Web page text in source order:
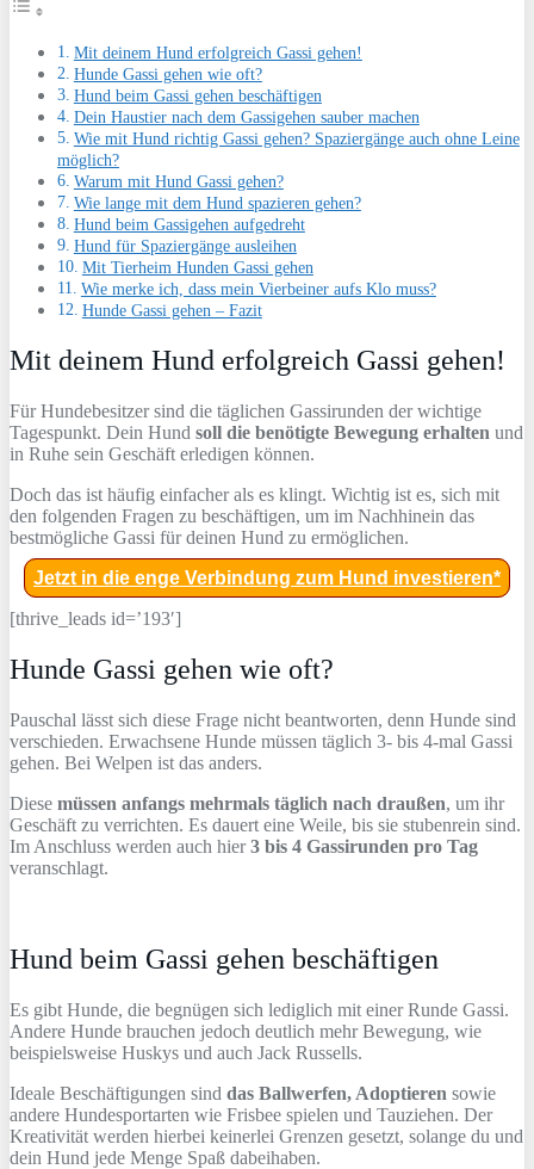
Mit deinem Hund erfolgreich Gassi gehen!
Hunde Gassi gehen wie oft?
Hund beim Gassi gehen beschäftigen
Dein Haustier nach dem Gassigehen sauber machen
Wie mit Hund richtig Gassi gehen? Spaziergänge auch ohne Leine
möglich?
Warum mit Hund Gassi gehen?
Wie lange mit dem Hund spazieren gehen?
Hund beim Gassigehen aufgedreht
Hund für Spaziergänge ausleihen
Mit Tierheim Hunden Gassi gehen
Wie merke ich, dass mein Vierbeiner aufs Klo muss?
Hunde Gassi gehen – Fazit
Mit deinem Hund erfolgreich Gassi gehen!
Für Hundebesitzer sind die täglichen Gassirunden der wichtige
Tagespunkt. Dein Hund soll die benötigte Bewegung erhalten und
in Ruhe sein Geschäft erledigen können.
Doch das ist häufig einfacher als es klingt. Wichtig ist es, sich mit
den folgenden Fragen zu beschäftigen, um im Nachhinein das
bestmögliche Gassi für deinen Hund zu ermöglichen.
Jetzt in die enge Verbindung zum Hund investieren*
[thrive_leads id=’193′]
Hunde Gassi gehen wie oft?
Pauschal lässt sich diese Frage nicht beantworten, denn Hunde sind
verschieden. Erwachsene Hunde müssen täglich 3- bis 4-mal Gassi
gehen. Bei Welpen ist das anders.
Diese müssen anfangs mehrmals täglich nach draußen, um ihr
Geschäft zu verrichten. Es dauert eine Weile, bis sie stubenrein sind.
Im Anschluss werden auch hier3 bis 4 Gassirunden pro Tag
veranschlagt.
Hund beim Gassi gehen beschäftigen
Es gibt Hunde, die begnügen sich lediglich mit einer Runde Gassi.
Andere Hunde brauchen jedoch deutlich mehr Bewegung, wie
beispielsweise Huskys und auch Jack Russells.
Ideale Beschäftigungen sind das Ballwerfen, Adoptieren sowie
andere Hundesportarten wie Frisbee spielen und Tauziehen. Der
Kreativität werden hierbei keinerlei Grenzen gesetzt, solange du und
dein Hund jede Menge Spaß dabeihaben.